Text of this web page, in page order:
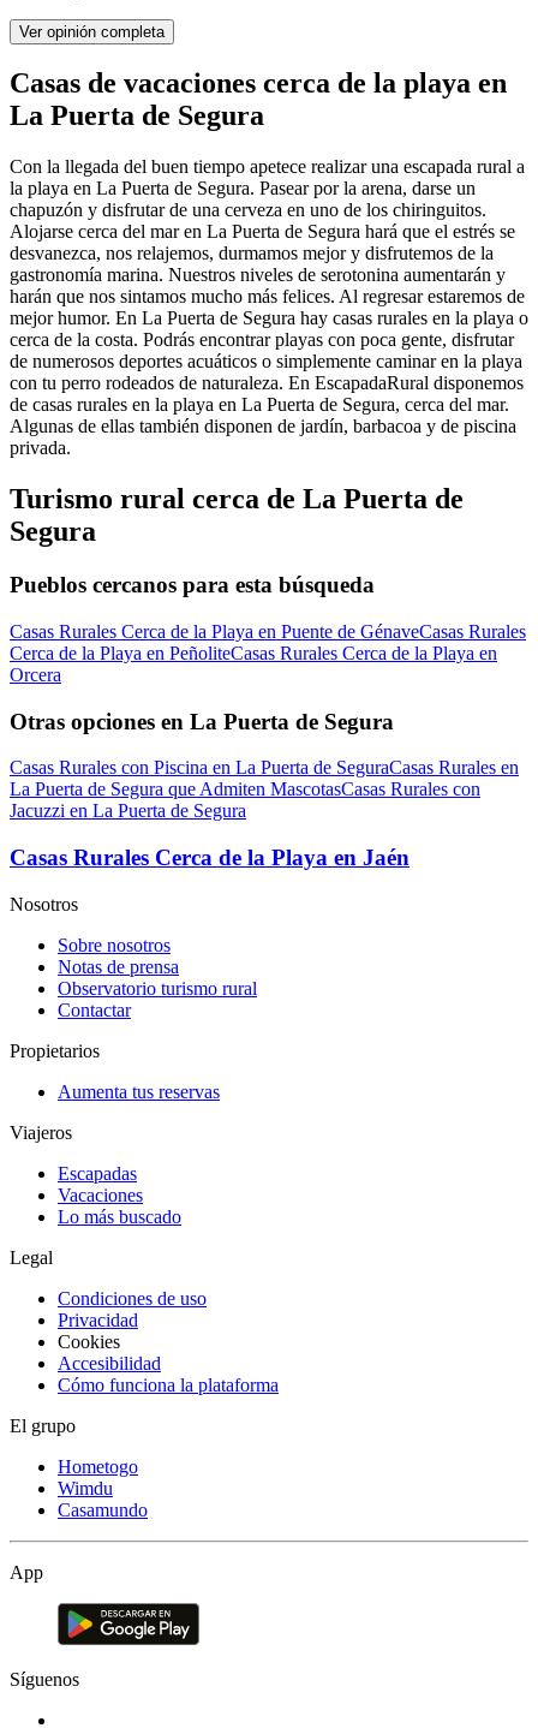
Ver opinión completa
Casas de vacaciones cerca de la playa en
La Puerta de Segura
Con la llegada del buen tiempo apetece realizar una escapada rural a
la playa en La Puerta de Segura. Pasear por la arena, darse un
chapuzón y disfrutar de una cerveza en uno de los chiringuitos.
Alojarse cerca del mar en La Puerta de Segura hará que el estrés se
desvanezca, nos relajemos, durmamos mejor y disfrutemos de la
gastronomía marina. Nuestros niveles de serotonina aumentarán y
harán que nos sintamos mucho más felices. Al regresar estaremos de
mejor humor. En La Puerta de Segura hay casas rurales en la playa o
cerca de la costa. Podrás encontrar playas con poca gente, disfrutar
de numerosos deportes acuáticos o simplemente caminar en la playa
con tu perro rodeados de naturaleza. En EscapadaRural disponemos
de casas rurales en la playa en La Puerta de Segura, cerca del mar.
Algunas de ellas también disponen de jardín, barbacoa y de piscina
privada.
Turismo rural cerca de La Puerta de
Segura
Pueblos cercanos para esta búsqueda
Casas Rurales Cerca de la Playa en Puente de GénaveCasas Rurales
Cerca de la Playa en PeñoliteCasas Rurales Cerca de la Playa en
Orcera
Otras opciones en La Puerta de Segura
Casas Rurales con Piscina en La Puerta de SeguraCasas Rurales en
La Puerta de Segura que Admiten MascotasCasas Rurales con
Jacuzzi en La Puerta de Segura
Casas Rurales Cerca de la Playa en Jaén
Nosotros
Sobre nosotros
Notas de prensa
Observatorio turismo rural
Contactar
Propietarios
Aumenta tus reservas
Viajeros
Escapadas
Vacaciones
Lo más buscado
Legal
Condiciones de uso
Privacidad
Cookies
Accesibilidad
Cómo funciona la plataforma
El grupo
Hometogo
Wimdu
Casamundo
App
Síguenos